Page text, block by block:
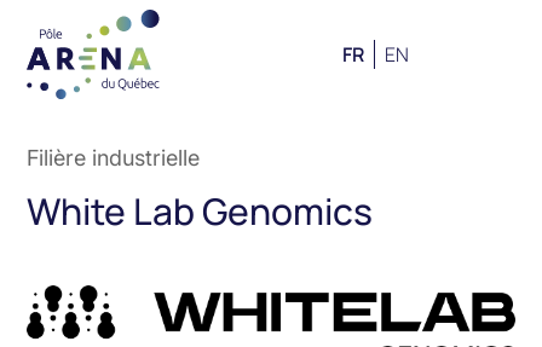
FR EN
Filière industrielle
White Lab Genomics